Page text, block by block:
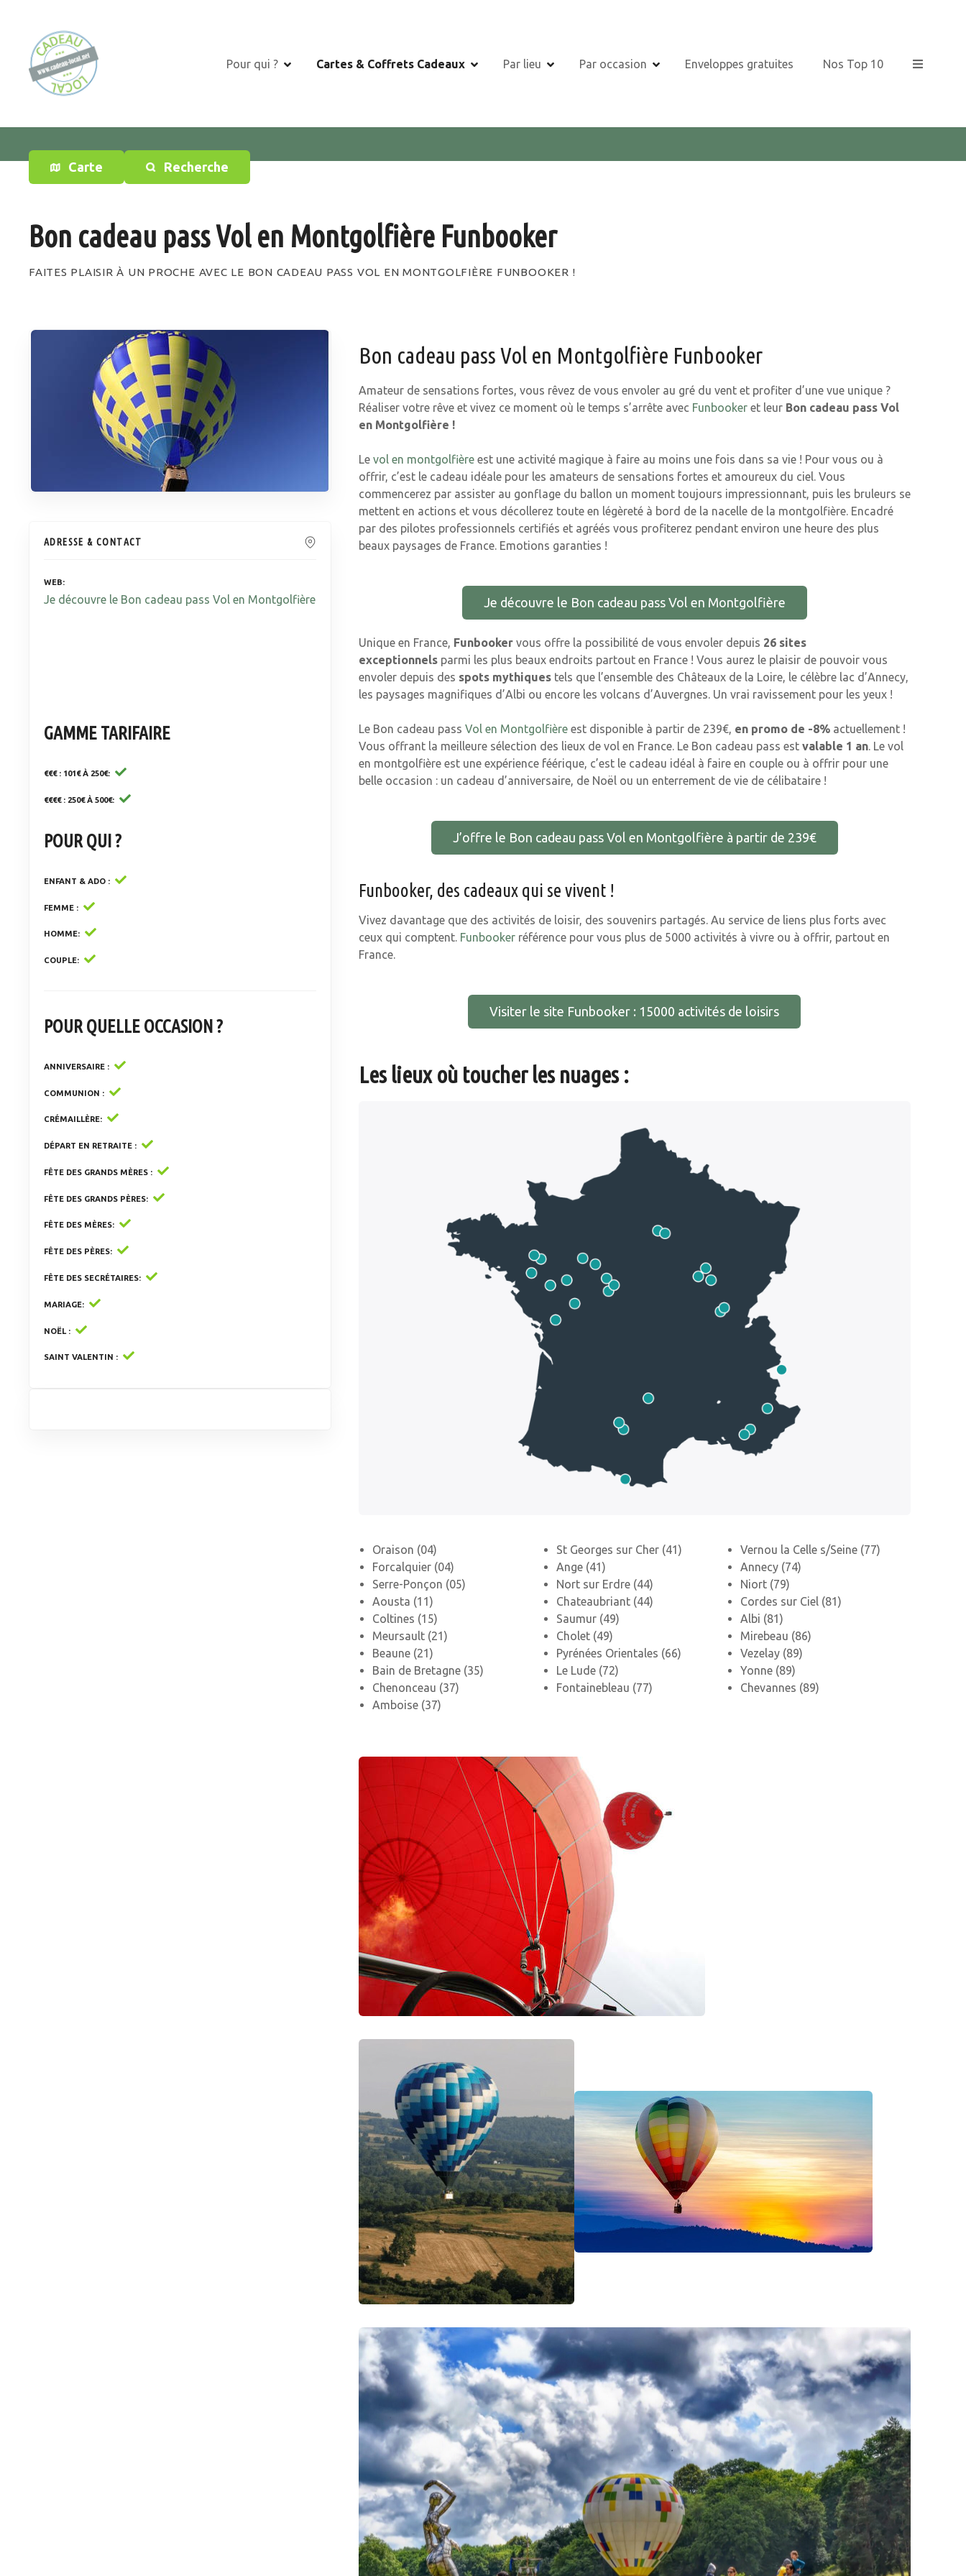
o
t
Pour qui ? Cartes & Coffrets Cadeaux Par lieu Par occasion Enveloppes gratuites Nos Top 10
Carte Recherche
Bon cadeau pass Vol en Montgolfière Funbooker
FAITES PLAISIR À UN PROCHE AVEC LE BON CADEAU PASS VOL EN MONTGOLFIÈRE FUNBOOKER !
ADRESSE & CONTACT
WEB
Je découvre le Bon cadeau pass Vol en Montgolfière
GAMME TARIFAIRE
€€€ : 101€ À 250€
€€€€ : 250€ À 500€
POUR QUI ?
ENFANT & ADO
FEMME
HOMME
COUPLE
POUR QUELLE OCCASION ?
ANNIVERSAIRE
COMMUNION
CRÉMAILLÈRE
DÉPART EN RETRAITE
FÊTE DES GRANDS MÈRES
FÊTE DES GRANDS PÈRES
FÊTE DES MÈRES
FÊTE DES PÈRES
FÊTE DES SECRÉTAIRES
MARIAGE
NOËL
SAINT VALENTIN
Bon cadeau pass Vol en Montgolfière Funbooker
Amateur de sensations fortes, vous rêvez de vous envoler au gré du vent et profiter d’une vue unique ?
Réaliser votre rêve et vivez ce moment où le temps s’arrête avec Funbookeret leur Bon cadeau pass Vol
en Montgolfière !
Le vol en montgolfièreest une activité magique à faire au moins une fois dans sa vie ! Pour vous ou à
offrir, c’est le cadeau idéale pour les amateurs de sensations fortes et amoureux du ciel. Vous
commencerez par assister au gonflage du ballon un moment toujours impressionnant, puis les bruleurs se
mettent en actions et vous décollerez toute en légèreté à bord de la nacelle de la montgolfière. Encadré
par des pilotes professionnels certifiés et agréés vous profiterez pendant environ une heure des plus
beaux paysages de France. Emotions garanties !
Je découvre le Bon cadeau pass Vol en Montgolfière
Unique en France, Funbookervous offre la possibilité de vous envoler depuis 26 sites
exceptionnels parmi les plus beaux endroits partout en France ! Vous aurez le plaisir de pouvoir vous
envoler depuis des spots mythiquestels que l’ensemble des Châteaux de la Loire, le célèbre lac d’Annecy,
les paysages magnifiques d’Albi ou encore les volcans d’Auvergnes. Un vrai ravissement pour les yeux !
Le Bon cadeau pass Vol en Montgolfière est disponible à partir de 239€, en promo de -8%actuellement !
Vous offrant la meilleure sélection des lieux de vol en France. Le Bon cadeau pass est valable 1 an. Le vol
en montgolfière est une expérience féérique, c’est le cadeau idéal à faire en couple ou à offrir pour une
belle occasion : un cadeau d’anniversaire, de Noël ou un enterrement de vie de célibataire !
J’offre le Bon cadeau pass Vol en Montgolfière à partir de 239€
Funbooker, des cadeaux qui se vivent !
Vivez davantage que des activités de loisir, des souvenirs partagés. Au service de liens plus forts avec
ceux qui comptent. Funbookerréférence pour vous plus de 5000 activités à vivre ou à offrir, partout en
France.
Visiter le site Funbooker : 15000 activités de loisirs
Les lieux où toucher les nuages :
Oraison (04)
Forcalquier (04)
Serre-Ponçon (05)
Aousta (11)
Coltines (15)
Meursault (21)
Beaune (21)
Bain de Bretagne (35)
Chenonceau (37)
Amboise (37)
St Georges sur Cher (41)
Ange (41)
Nort sur Erdre (44)
Chateaubriant (44)
Saumur (49)
Cholet (49)
Pyrénées Orientales (66)
Le Lude (72)
Fontainebleau (77)
Vernou la Celle s/Seine (77)
Annecy (74)
Niort (79)
Cordes sur Ciel (81)
Albi (81)
Mirebeau (86)
Vezelay (89)
Yonne (89)
Chevannes (89)